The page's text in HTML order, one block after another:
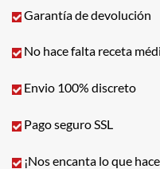
Garantía de devolución
No hace falta receta
Envio 100% discreto
Pago seguro SSL
¡Nos encanta lo que